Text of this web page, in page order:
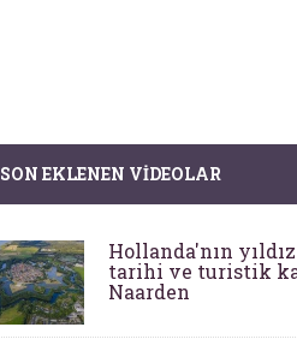
SON EKLENEN VIDEOLAR
Hollanda'nın
tarihi ve turistik
Naarden